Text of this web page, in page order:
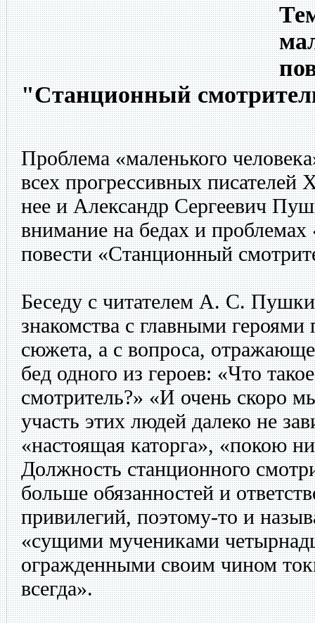
"Станционный
Проблема «маленького
всех прогрессивных
нее и Александр Сергеевич
внимание на бедах и проблемах
повести «Станционный
Беседу с читателем А. С.
знакомства с главными героями
сюжета, а с вопроса,
бед одного из героев: «Что
смотритель?» «И очень скоро
участь этих людей далеко не
«настоящая каторга», «покою
Должность станционного
больше обязанностей и
привилегий, поэтому-то и
«сущими мучениками
огражденными своим чином
всегда».